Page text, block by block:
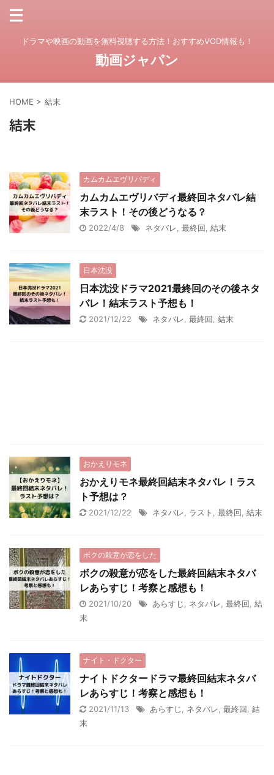
ドラマや映画の動画を無料視聴する方法！おすすめVOD情報も！
動画ジャパン
HOME > 結末
結末
カムカムエヴリバディ
カムカムエヴリバディ最終回ネタバレ結
末ラスト！その後どうなる？
2022/4/8 ネタバレ 最終回 結末
日本沈没
日本沈没ドラマ2021最終回のその後ネタ
バレ！結末ラスト予想も！
2021/12/22 ネタバレ 最終回 結末
おかえりモネ
おかえりモネ最終回結末ネタバレ！ラス
ト予想は？
2021/12/22 ネタバレ ラスト 最終回 結末
ボクの殺意が恋をした
ボクの殺意が恋をした最終回結末ネタバ
レあらすじ！考察と感想も！
2021/10/20 あらすじ ネタバレ 最終回 結
末
ナイト・ドクター
ナイトドクタードラマ最終回結末ネタバ
レあらすじ！考察と感想も！
2021/11/13 あらすじ ネタバレ 最終回 結
末